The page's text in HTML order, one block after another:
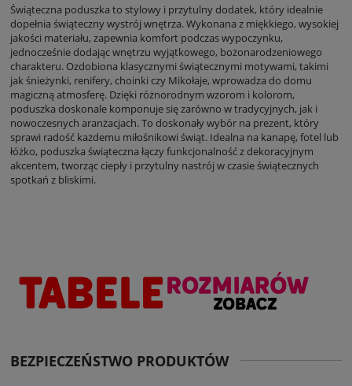
Świąteczna poduszka to stylowy i przytulny dodatek, który idealnie
dopełnia świąteczny wystrój wnętrza. Wykonana z miękkiego, wysokiej
jakości materiału, zapewnia komfort podczas wypoczynku,
jednocześnie dodając wnętrzu wyjątkowego, bożonarodzeniowego
charakteru. Ozdobiona klasycznymi świątecznymi motywami, takimi
jak śnieżynki, renifery, choinki czy Mikołaje, wprowadza do domu
magiczną atmosferę. Dzięki różnorodnym wzorom i kolorom,
poduszka doskonale komponuje się zarówno w tradycyjnych, jak i
nowoczesnych aranżacjach. To doskonały wybór na prezent, który
sprawi radość każdemu miłośnikowi świąt. Idealna na kanapę, fotel lub
łóżko, poduszka świąteczna łączy funkcjonalność z dekoracyjnym
akcentem, tworząc ciepły i przytulny nastrój w czasie świątecznych
spotkań z bliskimi.
BEZPIECZEŃSTWO PRODUKTÓW